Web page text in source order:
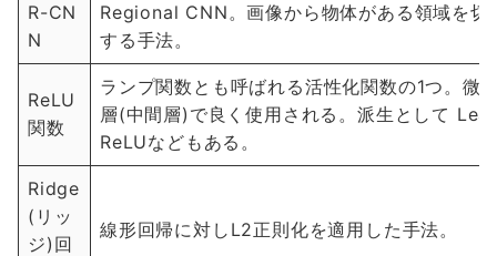
R-CN
N
Regional CNN。画像から物体がある領域を
する手法。
ReLU
関数
ランプ関数とも呼ばれる活性化関数の1つ。微
層(中間層)で良く使用される。派生として
ReLUなどもある。
Ridge
(リッ
ジ)回
線形回帰に対しL2正則化を適用した手法。